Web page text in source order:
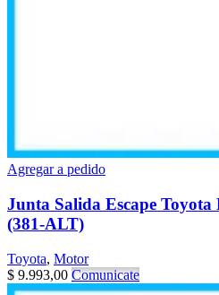
Agregar a pedido
Junta Salida Escape
(381-ALT)
Toyota, Motor
$ 9.993,00 Comunicate